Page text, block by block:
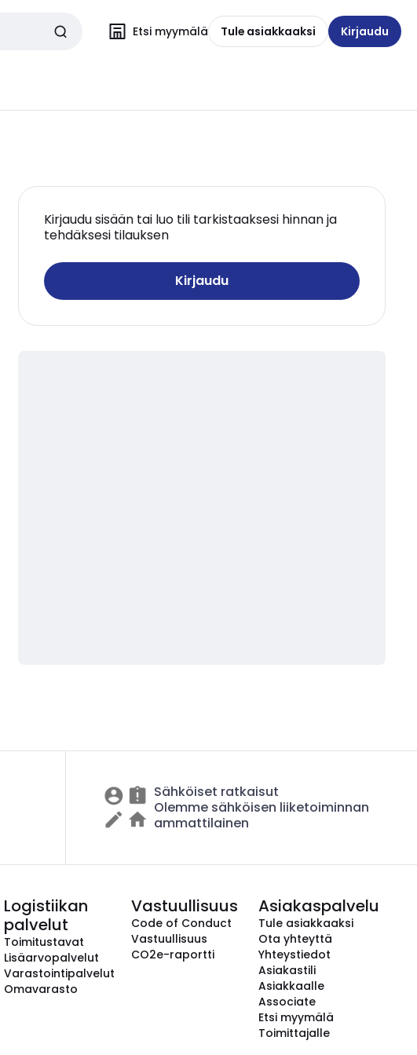
Etsi myymälä Tule asiakkaaksi Kirjaudu
Kirjaudu sisään tai luo tili tarkistaaksesi hinnan ja
tehdäksesi tilauksen
Kirjaudu
Sähköiset ratkaisut
Olemme sähköisen liiketoiminnan
ammattilainen
Logistiikan
palvelut
Toimitustavat
Lisäarvopalvelut
Varastointipalvelut
Omavarasto
Vastuullisuus
Code of Conduct
Vastuullisuus
CO2e-raportti
Asiakaspalvelu
Tule asiakkaaksi
Ota yhteyttä
Yhteystiedot
Asiakastili
Asiakkaalle
Associate
Etsi myymälä
Toimittajalle